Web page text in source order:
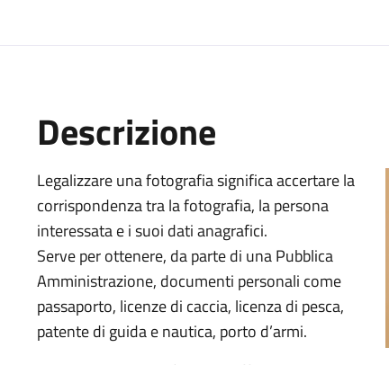
Descrizione
Legalizzare una fotografia significa accertare la
corrispondenza tra la fotografia, la persona
interessata e i suoi dati anagrafici.
Serve per ottenere, da parte di una Pubblica
Amministrazione, documenti personali come
passaporto, licenze di caccia, licenza di pesca,
patente di guida e nautica, porto d’armi.